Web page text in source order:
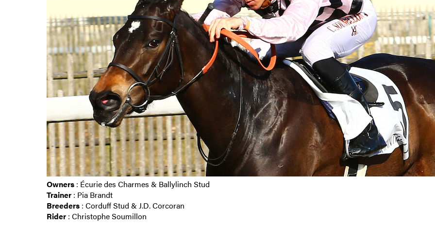
Owners: Écurie des Charmes & Ballylinch Stud
Trainer: Pia Brandt
Breeders: Corduff Stud & J.D. Corcoran
Rider: Christophe Soumillon